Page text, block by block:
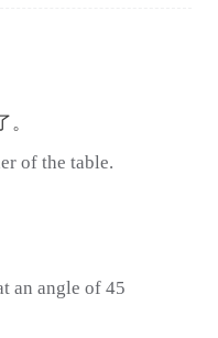
。
of the table.
an angle of 45